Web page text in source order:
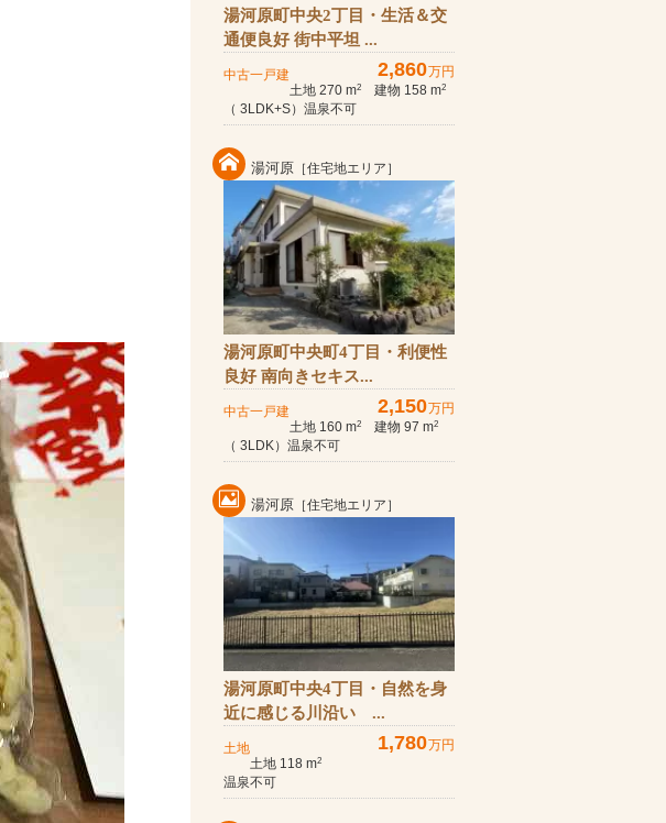
湯河原町中央2丁目・生活＆交
通便良好 街中平坦 ...
中古一戸建 2,860万円
土地 270 m2 建物 158 m2
（ 3LDK+S）温泉不可
湯河原 ［住宅地エリア］
湯河原町中央町4丁目・利便性
良好 南向きセキス...
中古一戸建 2,150万円
土地 160 m2 建物 97 m2
（ 3LDK）温泉不可
湯河原 ［住宅地エリア］
湯河原町中央4丁目・自然を身
近に感じる川沿い ...
土地 1,780万円
土地 118 m2
温泉不可